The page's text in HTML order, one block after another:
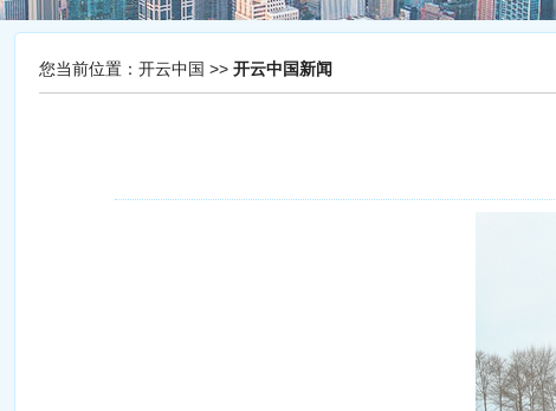
您当前位置： 开云中国 >> 开云中国新闻